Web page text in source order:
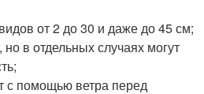
от 2 до 30 и даже до 45 см;
в отдельных случаях могут
с помощью ветра перед